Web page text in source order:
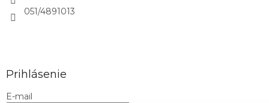
051/4891013
Prihlásenie
E-mail